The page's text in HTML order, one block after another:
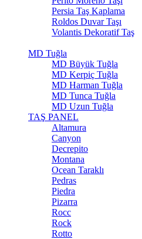
Persia Taş Kaplama
Roldos Duvar Taşı
Volantis Dekoratif Taş
MD Tuğla
MD Büyük Tuğla
MD Kerpiç Tuğla
MD Harman Tuğla
MD Tunca Tuğla
MD Uzun Tuğla
TAŞ PANEL
Altamura
Canyon
Decrepito
Montana
Ocean Taraklı
Pedras
Piedra
Pizarra
Rocc
Rock
Rotto